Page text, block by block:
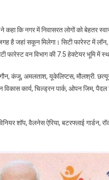
कि नगर में निवासरत लोगों को बेहतर
है जहां सकून मिलेगा। सिटी फारेस्ट में
फारेस्ट वन विभाग की 7.5 हेक्टेयर भूमि में
कंजू, अमलताश, यूकेलिप्टस, मौलश्री.
विकास कार्य, चिल्ड्रन पार्क, ओपन जिम,
शॉप, वैलनेस ऐरिया, बटरफ्लाई गार्डन,